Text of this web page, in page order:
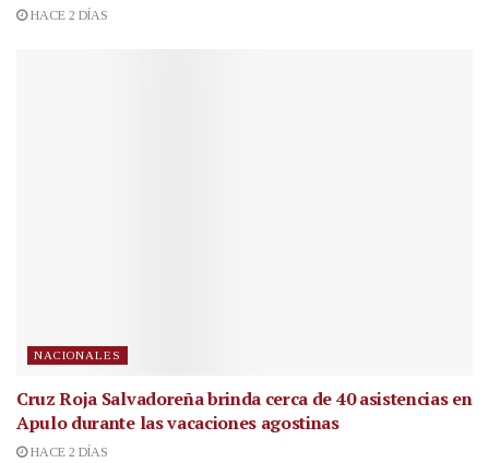
HACE 2 DÍAS
NACIONALES
Cruz Roja Salvadoreña brinda cerca de 40 asistencias en
Apulo durante las vacaciones agostinas
HACE 2 DÍAS